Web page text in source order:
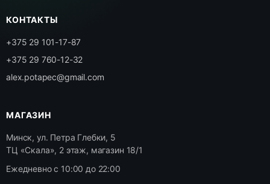
КОНТАКТЫ
+375 29 101-17-87
+375 29 760-12-32
alex.potapec@gmail.com
МАГАЗИН
Минск, ул. Петра Глебки, 5
ТЦ «Скала», 2 этаж, магазин 18/1
Ежедневно с 10:00 до 22:00